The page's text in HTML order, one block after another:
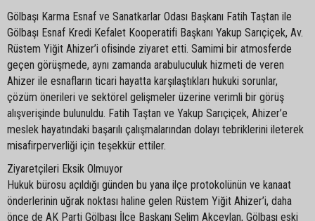
Gölbaşı Karma Esnaf ve Sanatkarlar Odası Başkanı Fatih Taştan ile
Gölbaşı Esnaf Kredi Kefalet Kooperatifi Başkanı Yakup Sarıçiçek, Av.
Rüstem Yiğit Ahizer’i ofisinde ziyaret etti. Samimi bir atmosferde
geçen görüşmede, aynı zamanda arabuluculuk hizmeti de veren
Ahizer ile esnafların ticari hayatta karşılaştıkları hukuki sorunlar,
çözüm önerileri ve sektörel gelişmeler üzerine verimli bir görüş
alışverişinde bulunuldu. Fatih Taştan ve Yakup Sarıçiçek, Ahizer’e
meslek hayatındaki başarılı çalışmalarından dolayı tebriklerini ileterek
misafirperverliği için teşekkür ettiler.
Ziyaretçileri Eksik Olmuyor
Hukuk bürosu açıldığı günden bu yana ilçe protokolünün ve kanaat
önderlerinin uğrak noktası haline gelen Rüstem Yiğit Ahizer’i, daha
önce de AK Parti Gölbaşı İlçe Başkanı Selim Akceylan, Gölbaşı eski